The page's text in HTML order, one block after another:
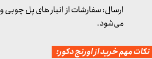
مهم خرید از اورنج دکور:
ارسال: سفارشات از انبار های پل چوبی
می‌شود.